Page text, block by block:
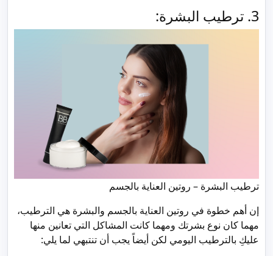
3. ترطيب البشرة:
ترطيب البشرة – روتين العناية بالجسم
إن أهم خطوة في روتين العناية بالجسم والبشرة هي الترطيب،
مهما كان نوع بشرتك ومهما كانت المشاكل التي تعانين منها
عليكِ بالترطيب اليومي لكن أيضاً يجب أن تنتبهي لما يلي: